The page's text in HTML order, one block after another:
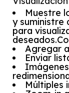
Muestre
y suministre
para
Agregar
Enviar
Múltiples